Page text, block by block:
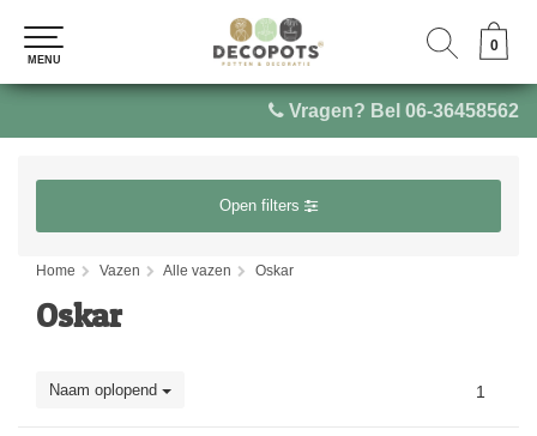
Vragen? Bel 06-36458562
0
MENU
0
MENU
Open filters
Home Vazen Alle vazen Oskar
Oskar
Naam oplopend 1